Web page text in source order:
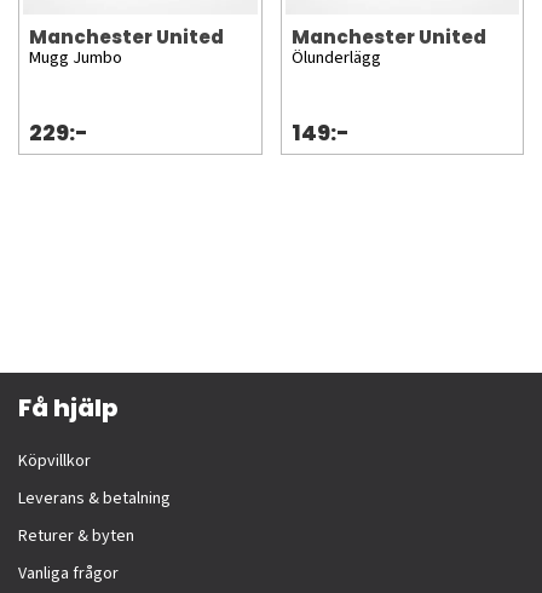
Manchester United
Mugg Jumbo
229:-
Manchester United
Ölunderlägg
149:-
Få hjälp
Köpvillkor
Leverans & betalning
Returer & byten
Vanliga frågor